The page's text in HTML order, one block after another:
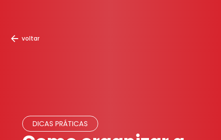
voltar
DICAS PRÁTICAS